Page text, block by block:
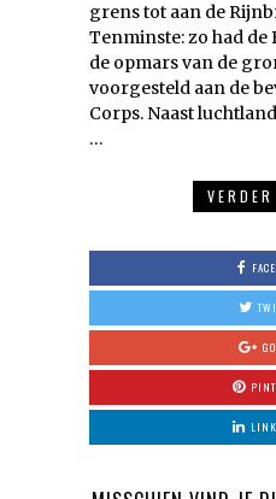
grens tot aan de
Tenminste: zo had
de opmars van de
voorgesteld aan de
Corps. Naast
…